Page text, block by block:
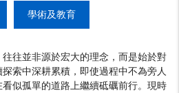
學術及教育
往並非源於宏大的理念，而是始於對
索中深耕累積，即使過程中不為旁人
似孤單的道路上繼續砥礪前行。現時